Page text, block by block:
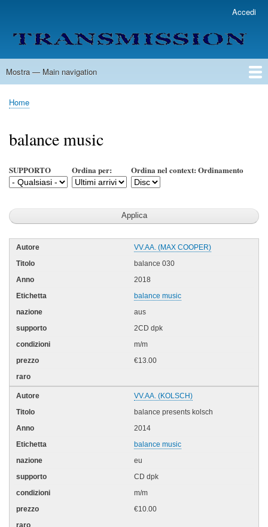
contenuto
principale
account
menu
Accedi
Main
Mostra — Main navigation
Home
Lista Autori
Contatti
Spedizione & Consegna
Legenda
Condizioni per l'uso
Briciole
pane
Home
balance music
SUPPORTO Ordina per: Ordina nel context: Ordinamento
VV.AA. (MAX COOPER)
balance 030
2018
balance music
aus
2CD dpk
m/m
€13.00
VV.AA. (KOLSCH)
balance presents kolsch
2014
balance music
eu
CD dpk
m/m
€10.00